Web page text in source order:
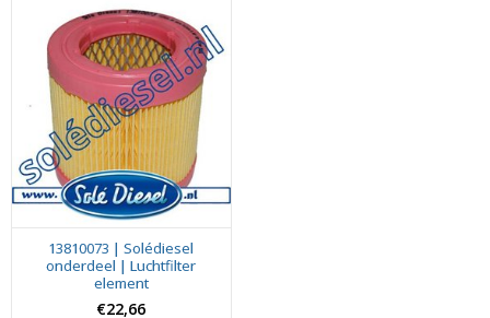
13810073 | Solédiesel
onderdeel | Luchtfilter
element
€22,66